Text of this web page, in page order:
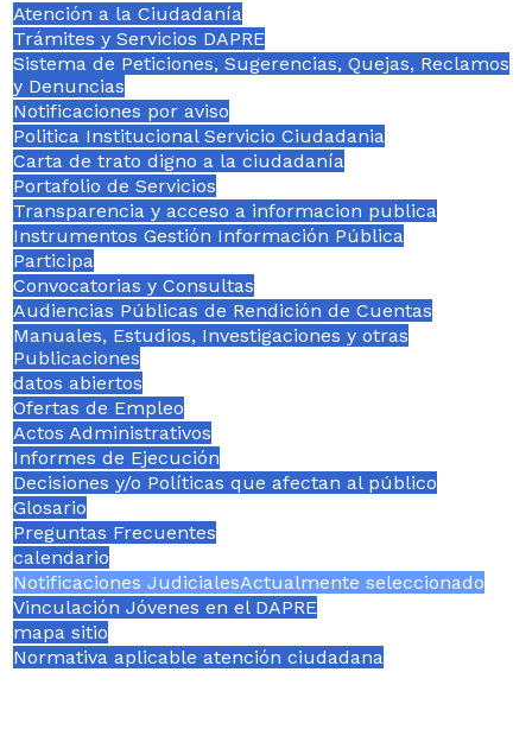
Atención a la Ciudadanía
Trámites y Servicios DAPRE
Sistema de Peticiones, Sugerencias, Quejas, Reclamos
y Denuncias
Notificaciones por aviso
Politica Institucional Servicio Ciudadania
Carta de trato digno a la ciudadanía
Portafolio de Servicios
Transparencia y acceso a informacion publica
Instrumentos Gestión Información Pública
Participa
Convocatorias y Consultas
Audiencias Públicas de Rendición de Cuentas
Manuales, Estudios, Investigaciones y otras
Publicaciones
datos abiertos
Ofertas de Empleo
Actos Administrativos
Informes de Ejecución
Decisiones y/o Políticas que afectan al público
Glosario
Preguntas Frecuentes
calendario
Notificaciones JudicialesActualmente seleccionado
Vinculación Jóvenes en el DAPRE
mapa sitio
Normativa aplicable atención ciudadana